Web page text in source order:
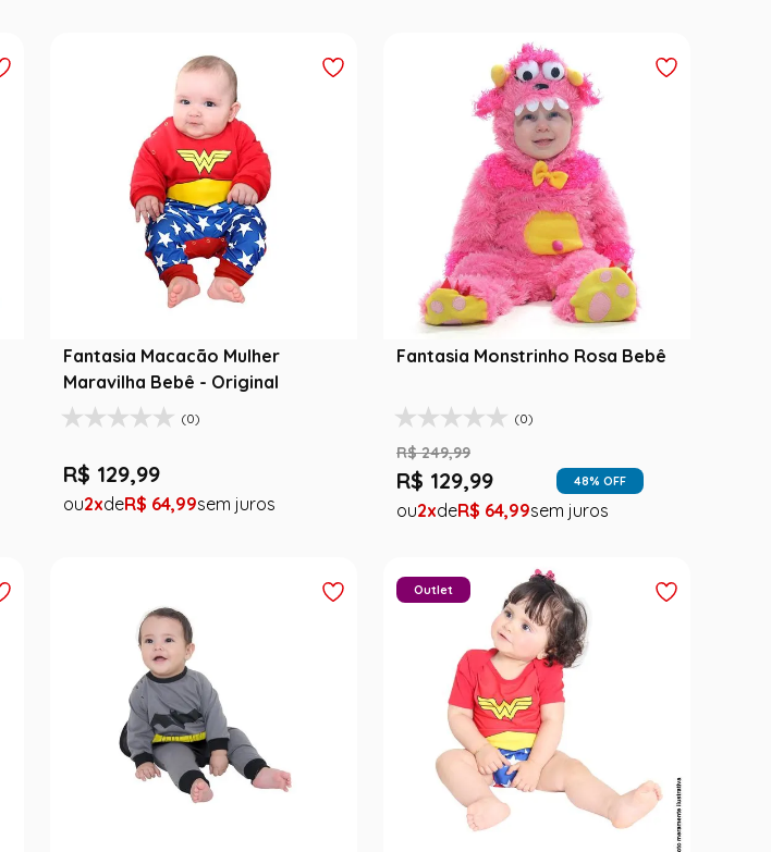
Fantasia Macacão Mulher
Maravilha Bebê - Original
(0)
R$ 129,99
2 R$ 64,99
Fantasia Monstrinho Rosa Bebê
(0)
R$ 249,99
R$ 129,99 48% OFF
2 R$ 64,99
Outlet